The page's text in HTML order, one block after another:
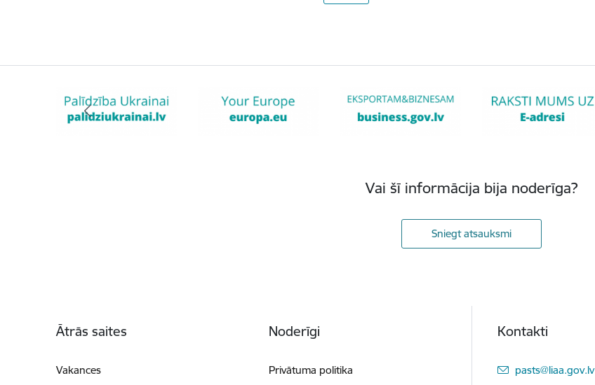
Vai šī informācija bija noderīga?
Sniegt atsauksmi
Ātrās saites
Vakances
Noderīgi
Privātuma politika
Kontakti
E-pasts:
pasts@liaa.gov.lv